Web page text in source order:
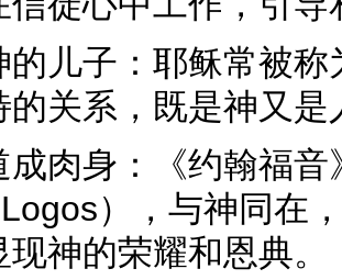
儿子：耶稣常被称
的关系，既是神又是
成肉身：《约翰福音
Logos），与神同在
神的荣耀和恩典。